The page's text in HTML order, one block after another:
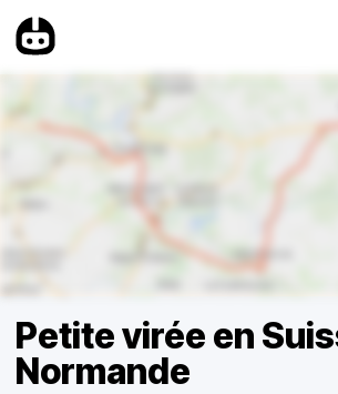
Petite virée en
Normande